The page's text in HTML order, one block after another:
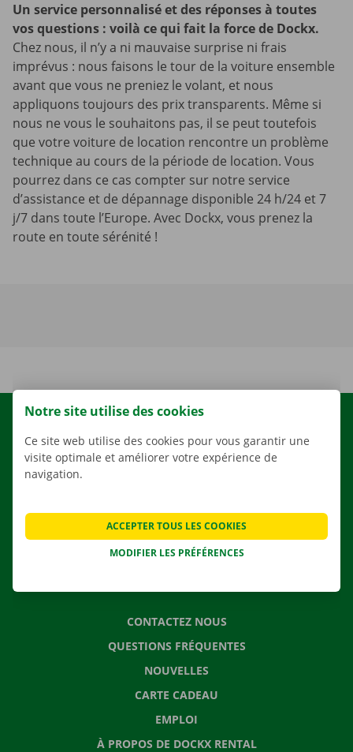
Un service personnalisé et des réponses à toutes
vos questions : voilà ce qui fait la force de Dockx.
Chez nous, il n’y a ni mauvaise surprise ni frais
imprévus : nous faisons le tour de la voiture ensemble
avant que vous ne preniez le volant, et nous
appliquons toujours des prix transparents. Même si
nous ne vous le souhaitons pas, il se peut toutefois
que votre voiture de location rencontre un problème
technique au cours de la période de location. Vous
pourrez dans ce cas compter sur notre service
d’assistance et de dépannage disponible 24 h/24 et 7
j/7 dans toute l’Europe. Avec Dockx, vous prenez la
route en toute sérénité !
NOS VÉHICULES
APPLI
SOLUTIONS DE DÉMÉNAGEMENT
CONTACTEZ NOUS
QUESTIONS FRÉQUENTES
NOUVELLES
CARTE CADEAU
EMPLOI
À PROPOS DE DOCKX RENTAL
Notre site utilise des cookies
Ce site web utilise des cookies pour vous garantir une
visite optimale et améliorer votre expérience de
navigation.
MODIFIER LES PRÉFÉRENCES
ACCEPTER TOUS LES COOKIES